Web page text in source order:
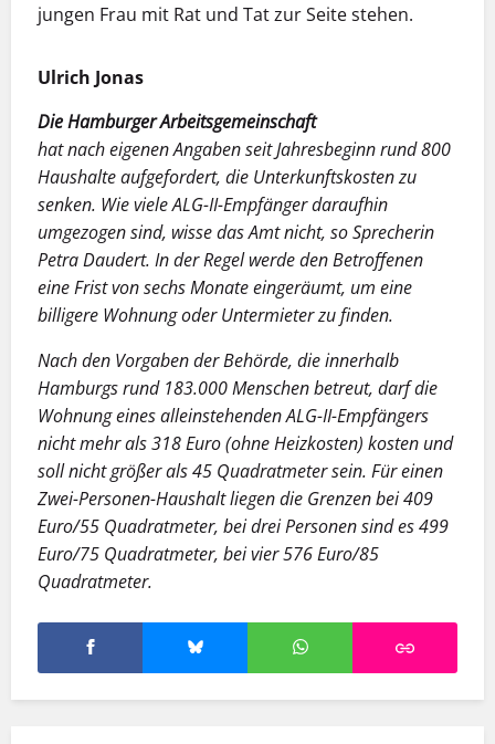
jungen Frau mit Rat und Tat zur Seite stehen.
Ulrich Jonas
Die Hamburger Arbeitsgemeinschaft
hat nach eigenen Angaben seit Jahresbeginn rund 800
Haushalte aufgefordert, die Unterkunftskosten zu
senken. Wie viele ALG-II-Empfänger daraufhin
umgezogen sind, wisse das Amt nicht, so Sprecherin
Petra Daudert. In der Regel werde den Betroffenen
eine Frist von sechs Monate eingeräumt, um eine
billigere Wohnung oder Untermieter zu finden.
Nach den Vorgaben der Behörde, die innerhalb
Hamburgs rund 183.000 Menschen betreut, darf die
Wohnung eines alleinstehenden ALG-II-Empfängers
nicht mehr als 318 Euro (ohne Heizkosten) kosten und
soll nicht größer als 45 Quadratmeter sein. Für einen
Zwei-Personen-Haushalt liegen die Grenzen bei 409
Euro/55 Quadratmeter, bei drei Personen sind es 499
Euro/75 Quadratmeter, bei vier 576 Euro/85
Quadratmeter.